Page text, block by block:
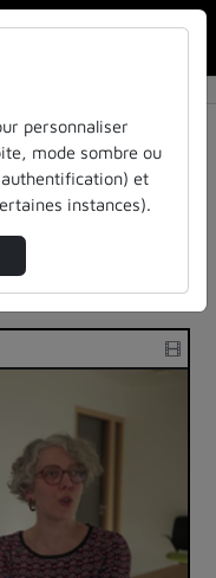
2024
Audio
personnaliser
mode sombre ou
et
instances).